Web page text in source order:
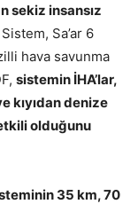
sekiz insansız
Sistem, Sa’ar 6
hava savunma
sistemin İHA’lar,
kıyıdan denize
olduğunu
35 km, 70